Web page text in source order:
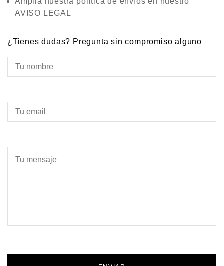
AVISO LEGAL
¿Tienes dudas? Pregunta sin compromiso alguno